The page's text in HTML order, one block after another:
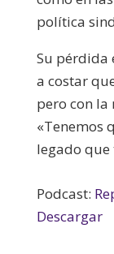
política
Su pérdida
a costar
pero con
«Tenemos
legado que
Podcast:
Descargar